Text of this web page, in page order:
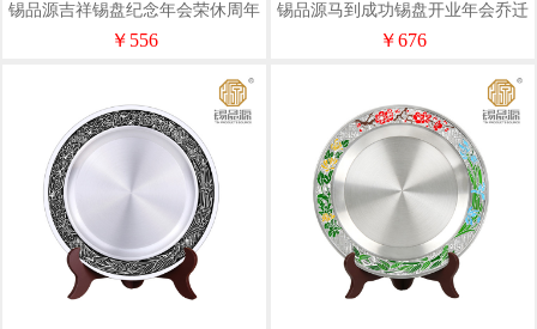
锡品源吉祥锡盘纪念年会荣休周年
校庆商务奖杯送礼家居摆件可定制
￥556
锡品源马到成功锡盘开业年会乔迁
商务祝福送礼收藏礼赠摆件可定制
￥676